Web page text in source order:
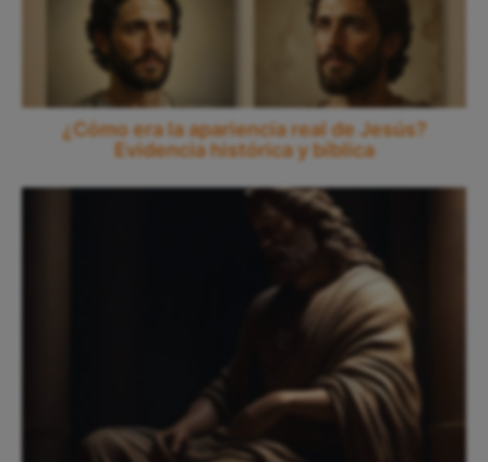
¿Cómo era la apariencia real de Jesús?
Evidencia histórica y bíblica